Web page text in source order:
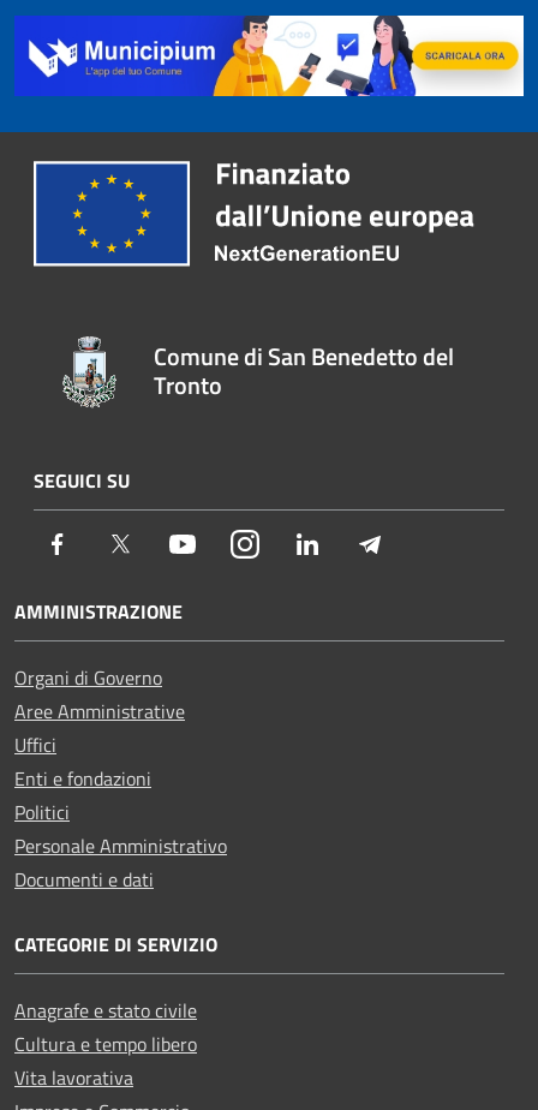
Comune di San Benedetto del
Tronto
SEGUICI SU
Facebook Twitter YoutubeInstagramLinkedIn
AMMINISTRAZIONE
Organi di Governo
Aree Amministrative
Uffici
Enti e fondazioni
Politici
Personale Amministrativo
Documenti e dati
CATEGORIE DI SERVIZIO
Anagrafe e stato civile
Cultura e tempo libero
Vita lavorativa